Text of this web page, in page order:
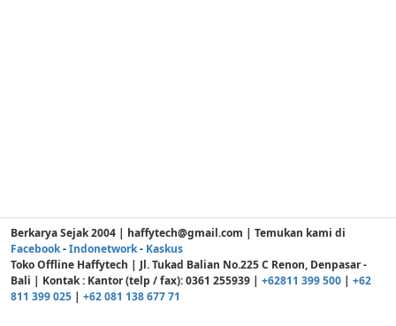
Berkarya Sejak 2004 | haffytech@gmail.com | Temukan kami di
Facebook-Indonetwork- Kaskus
Toko Offline Haffytech | Jl. Tukad Balian No.225 C Renon, Denpasar -
Bali | Kontak : Kantor (telp / fax): 0361 255939 | +62811 399 500 | +62
811 399 025 | +62 081 138 677 71